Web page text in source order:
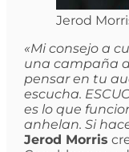
Jerod
«Mi consejo a
una campaña
pensar en tu
escucha.
es lo que
anhelan. Si
Jerod Morris